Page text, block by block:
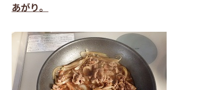
あがり。